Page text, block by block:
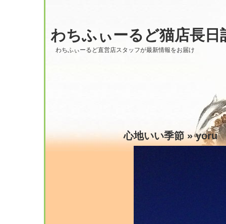
わちふぃーるど猫店長日
わちふぃーるど直営店スタッフが最新情報をお届け
心地いい季節» yoru